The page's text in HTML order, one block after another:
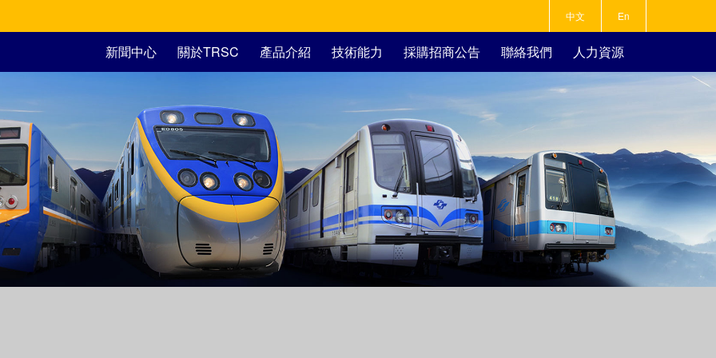
新聞中心 關於TRSC 產品介紹 技術能力 採購招商公告 聯絡我們 人力資源
中文 En